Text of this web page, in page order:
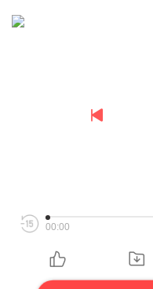
00:00